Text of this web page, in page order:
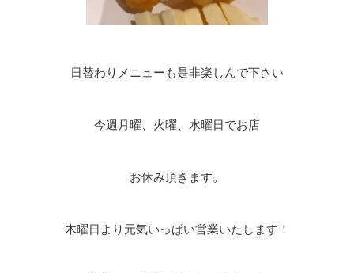
日替わりメニューも是非楽しんで下さい
今週月曜、火曜、水曜日でお店
お休み頂きます。
木曜日より元気いっぱい営業いたします！